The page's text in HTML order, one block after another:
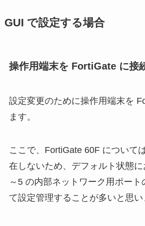
GUI で設定する場合
操作用端末を FortiGate に接
設定変更のために操作用端末を
ます。
ここで、FortiGate 60F について
在しないため、デフォルト状態
～5 の内部ネットワーク用ポート
て設定管理することが多いと思い